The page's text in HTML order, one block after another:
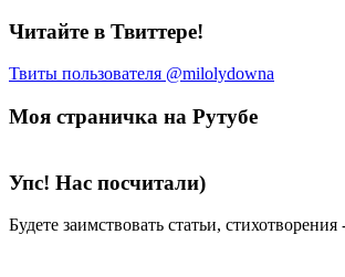
Читайте в Твиттере!
Твиты пользователя @milolydowna
Моя страничка на Рутубе
Упс! Нас посчитали)
Будете заимствовать статьи,